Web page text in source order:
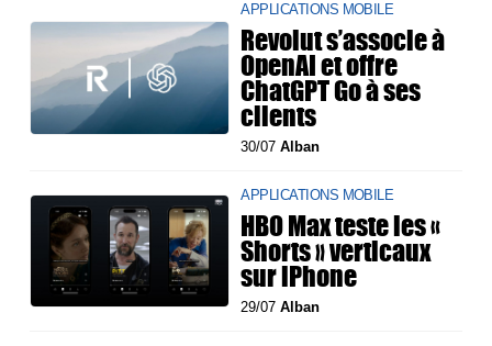
APPLICATIONS MOBILE
Revolut s’associe à
OpenAI et offre
ChatGPT Go à ses
clients
30/07Alban
APPLICATIONS MOBILE
HBO Max teste les «
Shorts » verticaux
sur iPhone
29/07Alban